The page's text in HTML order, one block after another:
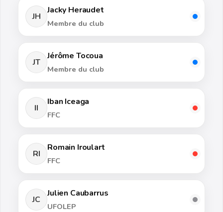
JH
Jacky Heraudet
Membre du club
JT
Jérôme Tocoua
Membre du club
II
Iban Iceaga
FFC
RI
Romain Iroulart
FFC
JC
Julien Caubarrus
UFOLEP